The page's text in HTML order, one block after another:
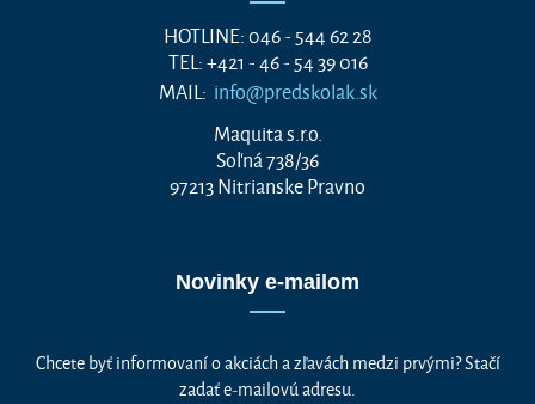
HOTLINE: 046 - 544 62 28
TEL: +421 - 46 - 54 39 016
MAIL: info@predskolak.sk
Maquita s.r.o.
Soľná 738/36
97213 Nitrianske Pravno
Novinky e-mailom
Chcete byť informovaní o akciách a zľavách medzi prvými? Stačí
zadať e-mailovú adresu.